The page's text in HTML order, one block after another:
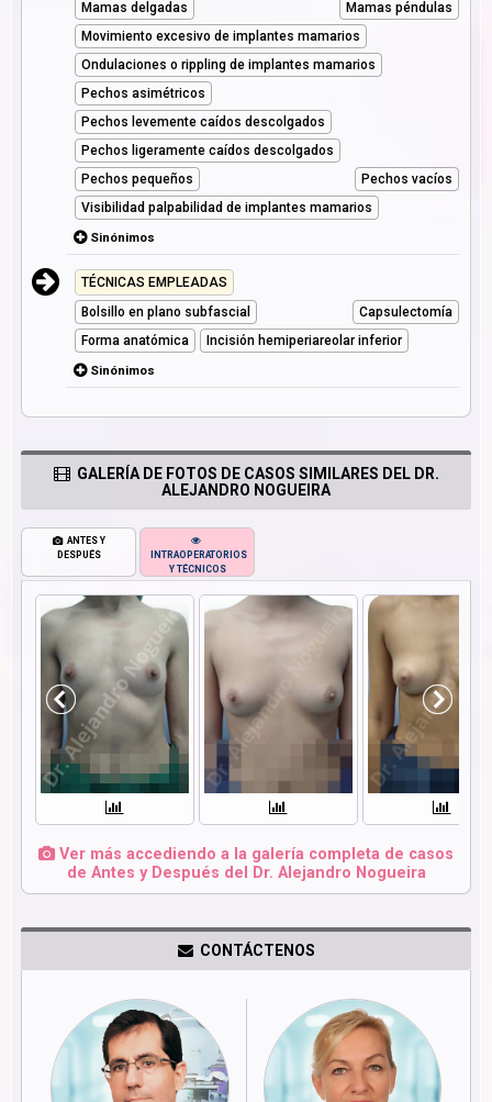
Mamas delgadas
Mamas péndulas
Movimiento excesivo de implantes mamarios
Ondulaciones o rippling de implantes mamarios
Pechos asimétricos
Pechos levemente caídos descolgados
Pechos ligeramente caídos descolgados
Pechos pequeños
Pechos vacíos
Visibilidad palpabilidad de implantes mamarios
Sinónimos
TÉCNICAS EMPLEADAS
Bolsillo en plano subfascial
Capsulectomía
Forma anatómica
Incisión hemiperiareolar inferior
Sinónimos
GALERÍA DE FOTOS DE CASOS SIMILARES DEL DR.
ALEJANDRO NOGUEIRA
ANTES Y
DESPUÉS
INTRAOPERATORIOS
Y TÉCNICOS
Ver más accediendo a la galería completa de casos
de Antes y Después del Dr. Alejandro Nogueira
CONTÁCTENOS